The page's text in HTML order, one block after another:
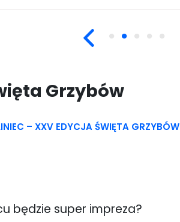
Grzybów
– XXV EDYCJA ŚWIĘTA GRZYBÓW
będzie super impreza?